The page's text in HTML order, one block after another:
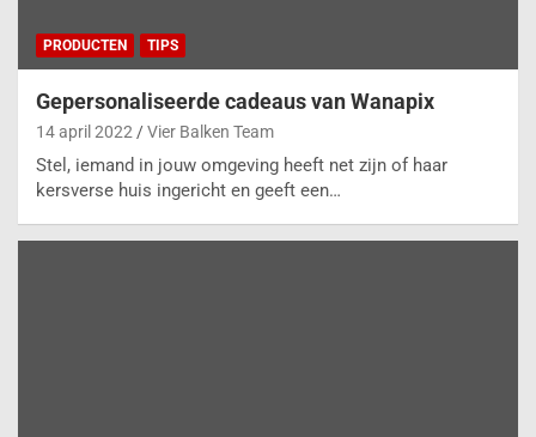
PRODUCTEN TIPS
Gepersonaliseerde cadeaus van Wanapix
14 april 2022 Vier Balken Team
Stel, iemand in jouw omgeving heeft net zijn of haar
kersverse huis ingericht en geeft een…